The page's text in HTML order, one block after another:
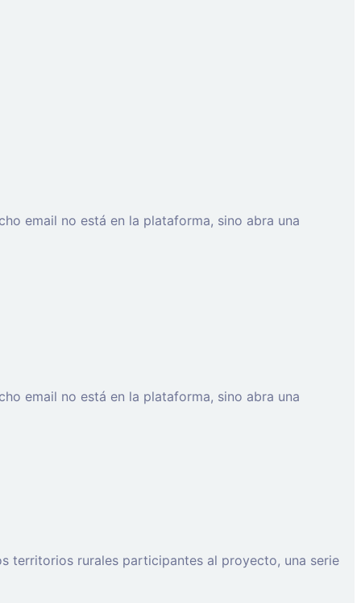
email no está en la plataforma, sino abra una
email no está en la plataforma, sino abra una
territorios rurales participantes al proyecto, una serie